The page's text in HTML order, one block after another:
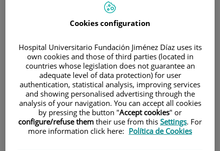
Selector
Buscar
Cookies configuration
Hospital Universitario Fundación Jiménez Díaz uses its
own cookies and those of third parties (located in
countries whose legislation does not guarantee an
adequate level of data protection) for user
authentication, statistical analysis, improving services
and showing personalised advertising through the
analysis of your navigation. You can accept all cookies
by pressing the button "Accept cookies" or
configure/refuse them their use from this Settings. For
more information click here: Política de Cookies